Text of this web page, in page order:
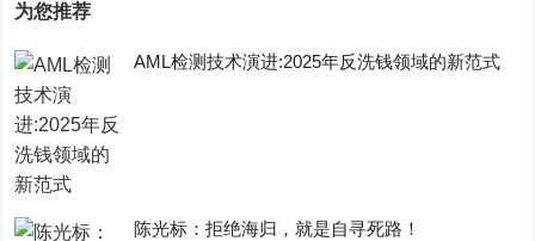
为您推荐
AML检测技术演进:2025年反洗钱领域的新范式
陈光标：拒绝海归，就是自寻死路！